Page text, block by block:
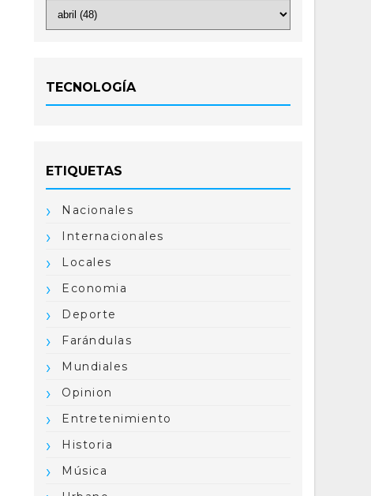
TECNOLOGÍA
ETIQUETAS
Nacionales
Internacionales
Locales
Economia
Deporte
Farándulas
Mundiales
Opinion
Entretenimiento
Historia
Música